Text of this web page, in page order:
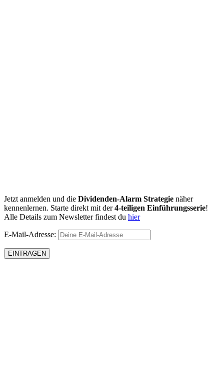
Jetzt anmelden und die Dividenden-Alarm Strategie näher
kennenlernen. Starte direkt mit der4-teiligen Einführungsserie!
Alle Details zum Newsletter findest du hier
E-Mail-Adresse: